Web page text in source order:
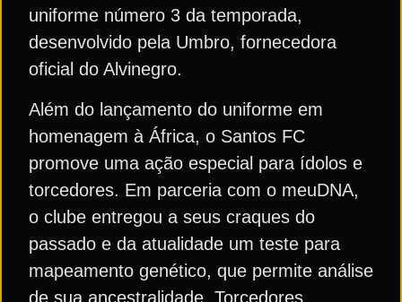
uniforme número 3 da temporada,
desenvolvido pela Umbro, fornecedora
oficial do Alvinegro.
Além do lançamento do uniforme em
homenagem à África, o Santos FC
promove uma ação especial para ídolos e
torcedores. Em parceria com o meuDNA,
o clube entregou a seus craques do
passado e da atualidade um teste para
mapeamento genético, que permite análise
de sua ancestralidade. Torcedores